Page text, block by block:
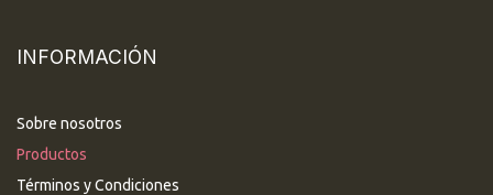
INFORMACIÓN
Sobre nosotros
Productos
Términos y Condiciones